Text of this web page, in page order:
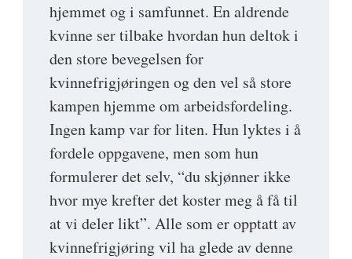
hjemmet og i samfunnet. En aldrende
kvinne ser tilbake hvordan hun deltok i
den store bevegelsen for
kvinnefrigjøringen og den vel så store
kampen hjemme om arbeidsfordeling.
Ingen kamp var for liten. Hun lyktes i å
fordele oppgavene, men som hun
formulerer det selv, “du skjønner ikke
hvor mye krefter det koster meg å få til
at vi deler likt”. Alle som er opptatt av
kvinnefrigjøring vil ha glede av denne